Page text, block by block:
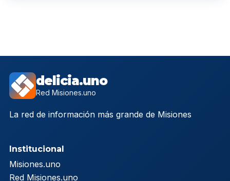
delicia.uno
Red Misiones.uno
La red de información más grande de Misiones
Institucional
Misiones.uno
Red Misiones.uno